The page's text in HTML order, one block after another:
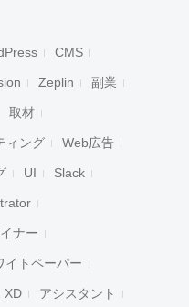
CMS
Zeplin 副業
取材
ィング Web広告
UI Slack
ナー
イトペーパー
XD アシスタント